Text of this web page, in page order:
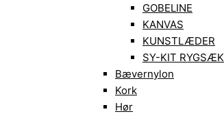
GOBELINE
KANVAS
KUNSTLÆDER
SY-KIT RYGSÆK
Bævernylon
Kork
Hør